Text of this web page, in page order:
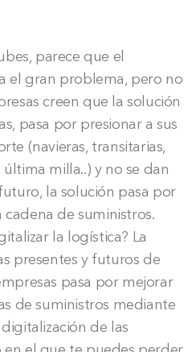
parece que el
el gran problema, pero no
creen que la solución
pasa por presionar a sus
(navieras, transitarias,
milla..) y no se dan
la solución pasa por
de suministros.
la logística? La
presentes y futuros de
pasa por mejorar
de suministros mediante
digitalización de las